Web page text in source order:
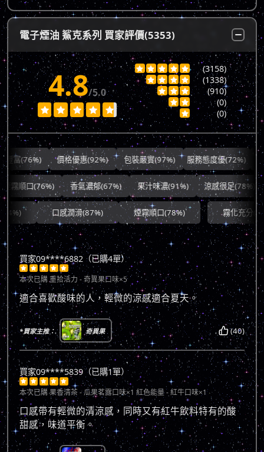
電子煙油 鯊克系列 買家評價(5353)
4.8/5.0
    
     (3158)
    (1338)
   (910)
  (0)
 (0)
價格優惠(92%) 包裝嚴實(97%) 服務態度優(72%) 出貨快
順口(76%) 香氣濃郁(67%) 果汁味濃(91%) 涼感很足(78%)
口感潤滑(87%) 煙霧順口(78%) 霧化充分(90%)
買家09****6882（已購4單）
    
本次已購重拾活力 - 奇異果口味×5
適合喜歡酸味的人，輕微的涼感適合夏天。
*買家主推： 奇異果 (40)
買家09****5839（已購1單）
    
本次已購果香清茶 - 瓜果茗露口味×1 紅色能量 - 紅牛口味×1
口感帶有輕微的清涼感，同時又有紅牛飲料特有的酸
甜感，味道平衡。